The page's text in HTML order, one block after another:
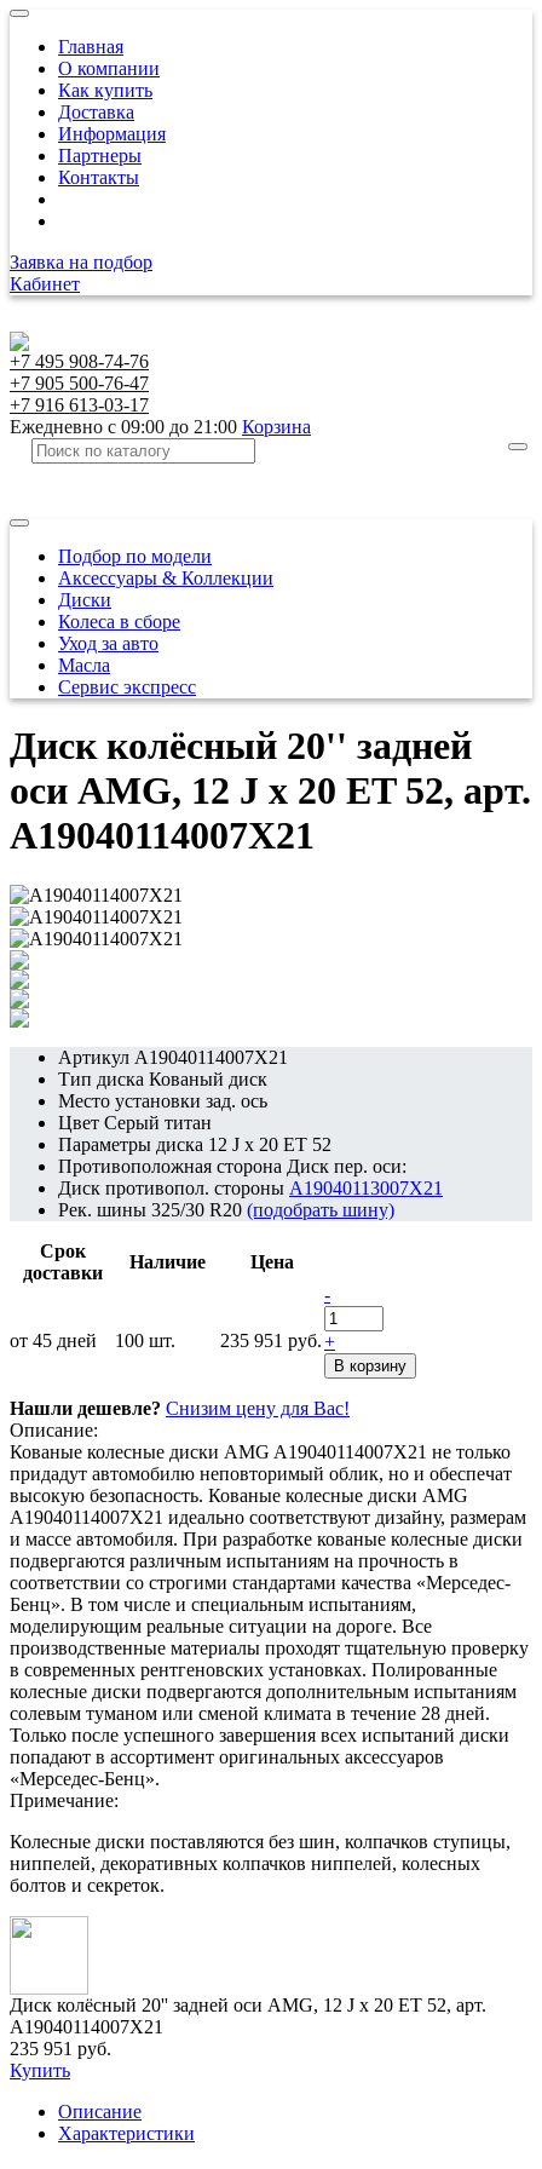
Главная
О компании
Как купить
Доставка
Информация
Партнеры
Контакты
Заявка на подбор
Кабинет
+7 495 908-74-76
+7 905 500-76-47
+7 916 613-03-17
Ежедневно с 09:00 до 21:00 Корзина
Подбор по модели
Аксессуары & Коллекции
Диски
Колеса в сборе
Уход за авто
Масла
Сервис экспресс
Диск колёсный 20'' задней
оси AMG, 12 J x 20 ET 52, арт.
A19040114007X21
Артикул A19040114007X21
Тип диска Кованый диск
Место установки зад. ось
Цвет Серый титан
Параметры диска 12 J x 20 ET 52
Противоположная сторона Диск пер. оси:
Диск противопол. стороны A19040113007X21
Рек. шины 325/30 R20 (подобрать шину)
Срок
доставки
Наличие Цена
от 45 дней 100 шт. 235 951 руб.
-
+
В корзину
Нашли дешевле? Снизим цену для Вас!
Описание:
Кованые колесные диски AMG A19040114007X21 не только
придадут автомобилю неповторимый облик, но и обеспечат
высокую безопасность. Кованые колесные диски AMG
A19040114007X21 идеально соответствуют дизайну, размерам
и массе автомобиля. При разработке кованые колесные диски
подвергаются различным испытаниям на прочность в
соответствии со строгими стандартами качества «Мерседес-
Бенц». В том числе и специальным испытаниям,
моделирующим реальные ситуации на дороге. Все
производственные материалы проходят тщательную проверку
в современных рентгеновских установках. Полированные
колесные диски подвергаются дополнительным испытаниям
солевым туманом или сменой климата в течение 28 дней.
Только после успешного завершения всех испытаний диски
попадают в ассортимент оригинальных аксессуаров
«Мерседес-Бенц».
Примечание:
Колесные диски поставляются без шин, колпачков ступицы,
ниппелей, декоративных колпачков ниппелей, колесных
болтов и секреток.
Диск колёсный 20'' задней оси AMG, 12 J x 20 ET 52, арт.
A19040114007X21
235 951 руб.
Купить
Описание
Характеристики